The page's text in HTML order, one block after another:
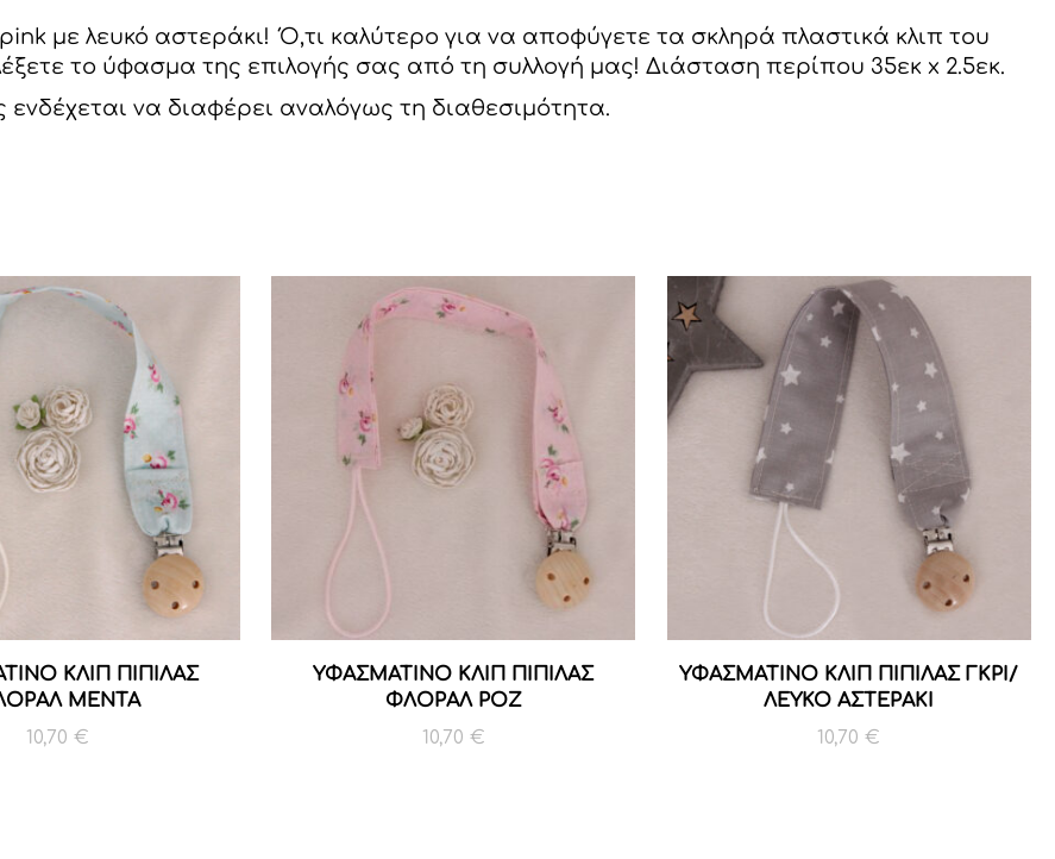
με λευκό αστεράκι! Ό,τι καλύτερο για να αποφύγετε τα σκληρά πλαστικά κλιπ του
το ύφασμα της επιλογής σας από τη συλλογή μας! Διάσταση περίπου 35εκ x 2.5εκ.
να διαφέρει αναλόγως τη διαθεσιμότητα.
ΚΛΙΠ ΠΙΠΙΛΑΣ
ΜΕΝΤΑ
10,70€
ΥΦΑΣΜΑΤΙΝΟ ΚΛΙΠ ΠΙΠΙΛΑΣ
ΦΛΟΡΑΛ ΡΟΖ
10,70 €
ΥΦΑΣΜΑΤΙΝΟ ΚΛΙΠ ΠΙΠΙΛΑΣ ΓΚΡΙ/
ΛΕΥΚΟ ΑΣΤΕΡΑΚΙ
10,70€